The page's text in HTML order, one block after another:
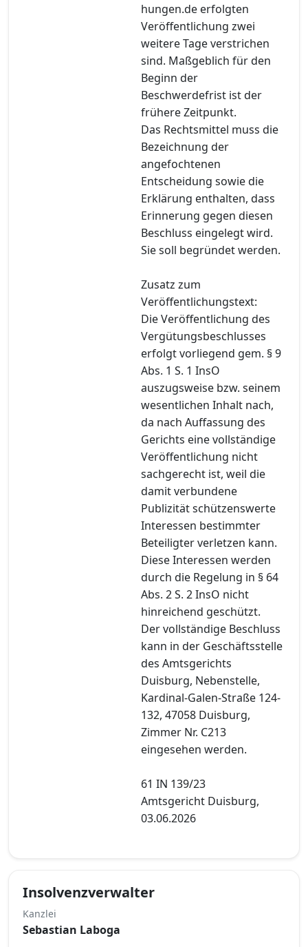
hungen.de erfolgten
Veröffentlichung zwei
weitere Tage verstrichen
sind. Maßgeblich für den
Beginn der
Beschwerdefrist ist der
frühere Zeitpunkt.
Das Rechtsmittel muss die
Bezeichnung der
angefochtenen
Entscheidung sowie die
Erklärung enthalten, dass
Erinnerung gegen diesen
Beschluss eingelegt wird.
Sie soll begründet werden.
Zusatz zum
Veröffentlichungstext:
Die Veröffentlichung des
Vergütungsbeschlusses
erfolgt vorliegend gem. § 9
Abs. 1 S. 1 InsO
auszugsweise bzw. seinem
wesentlichen Inhalt nach,
da nach Auffassung des
Gerichts eine vollständige
Veröffentlichung nicht
sachgerecht ist, weil die
damit verbundene
Publizität schützenswerte
Interessen bestimmter
Beteiligter verletzen kann.
Diese Interessen werden
durch die Regelung in § 64
Abs. 2 S. 2 InsO nicht
hinreichend geschützt.
Der vollständige Beschluss
kann in der Geschäftsstelle
des Amtsgerichts
Duisburg, Nebenstelle,
Kardinal-Galen-Straße 124-
132, 47058 Duisburg,
Zimmer Nr. C213
eingesehen werden.
61 IN 139/23
Amtsgericht Duisburg,
03.06.2026
Insolvenzverwalter
Kanzlei
Sebastian Laboga